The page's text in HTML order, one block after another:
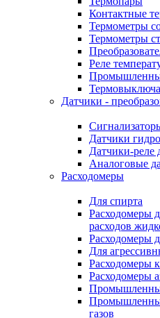
Контактные
Термометры
Термометры
Реле
Датчики -
Датчики
Датчики-реле
Аналоговые
Расходомеры
Для спирта
Расходомеры
расходов
Расходомеры
Для
Расходомеры
Расходомеры
газов